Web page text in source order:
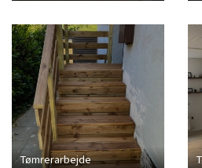
Tømrerarbejde